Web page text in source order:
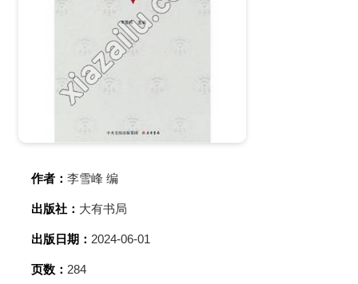
作者： 李雪峰 编
出版社： 大有书局
出版日期： 2024-06-01
页数： 284